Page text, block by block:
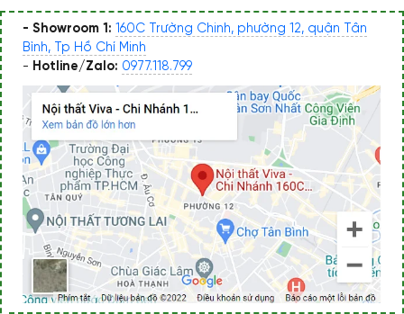
- Showroom 1: 160C Trường Chinh, phường 12, quận Tân
Bình, Tp Hồ Chí Minh
- Hotline/Zalo: 0977.118.799